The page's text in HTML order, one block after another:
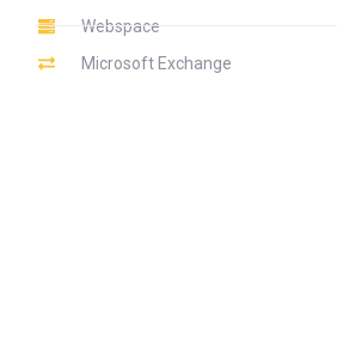
Webspace
Microsoft Exchange